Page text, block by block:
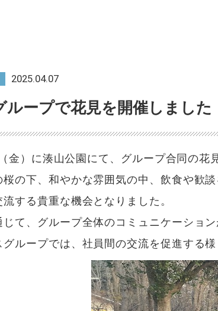
2025.04.07
ループで花見を開催しました
金）に湊山公園にて、グループ合同の花
桜の下、和やかな雰囲気の中、飲食や歓
する貴重な機会となりました。
て、グループ全体のコミュニケーショ
ループでは、社員間の交流を促進する